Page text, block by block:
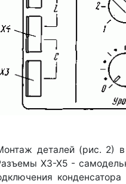
деталей (рис. 2)
ХЗ-Х5 -